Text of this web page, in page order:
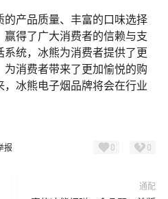
产品质量、丰富的口味选择
得了广大消费者的信赖与支
统，冰熊为消费者提供了更
消费者带来了更加愉悦的购
冰熊电子烟品牌将会在行业
报 0 0
通配